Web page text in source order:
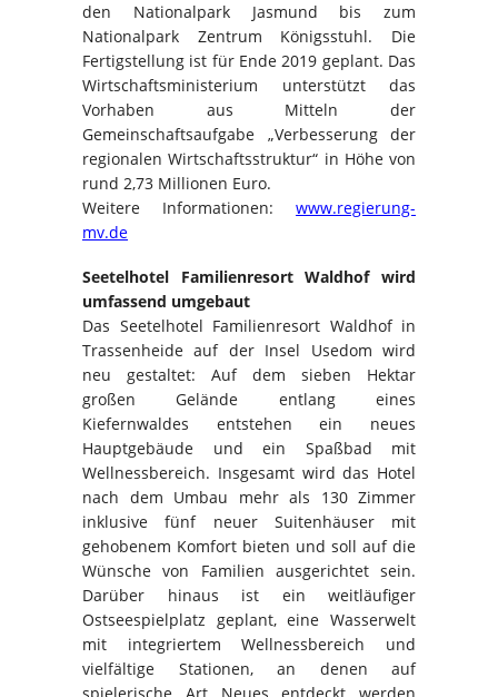
den Nationalpark Jasmund bis zum
Nationalpark Zentrum Königsstuhl. Die
Fertigstellung ist für Ende 2019 geplant. Das
Wirtschaftsministerium unterstützt das
Vorhaben aus Mitteln der
Gemeinschaftsaufgabe „Verbesserung der
regionalen Wirtschaftsstruktur“ in Höhe von
rund 2,73 Millionen Euro.
Weitere Informationen: www.regierung-
mv.de
Seetelhotel Familienresort Waldhof wird
umfassend umgebaut
Das Seetelhotel Familienresort Waldhof in
Trassenheide auf der Insel Usedom wird
neu gestaltet: Auf dem sieben Hektar
großen Gelände entlang eines
Kiefernwaldes entstehen ein neues
Hauptgebäude und ein Spaßbad mit
Wellnessbereich. Insgesamt wird das Hotel
nach dem Umbau mehr als 130 Zimmer
inklusive fünf neuer Suitenhäuser mit
gehobenem Komfort bieten und soll auf die
Wünsche von Familien ausgerichtet sein.
Darüber hinaus ist ein weitläufiger
Ostseespielplatz geplant, eine Wasserwelt
mit integriertem Wellnessbereich und
vielfältige Stationen, an denen auf